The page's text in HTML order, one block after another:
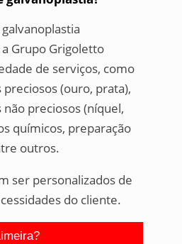
Grupo Grigoletto
de serviços, como
(ouro, prata),
preciosos (níquel,
químicos, preparação
outros.
ser personalizados de
do cliente.